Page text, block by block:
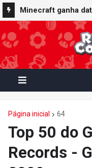
Minecraft ganha
Super Mario Mash-
gráfica exclusiva
Página inicial 64
Top 50 do
Records -